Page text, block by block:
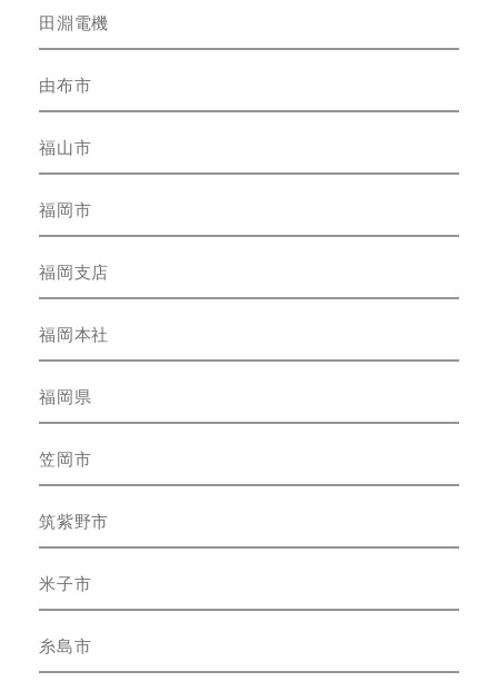
田淵電機
由布市
福山市
福岡市
福岡支店
福岡本社
福岡県
笠岡市
筑紫野市
米子市
糸島市